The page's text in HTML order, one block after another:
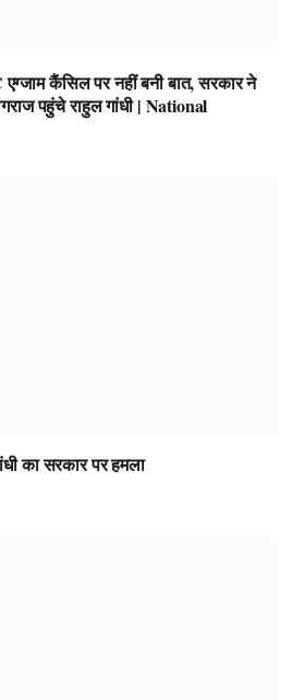
कैंसिल पर नहीं बनी बात, सरकार ने
पहुंचे राहुल गांधी | National
का सरकार पर हमला